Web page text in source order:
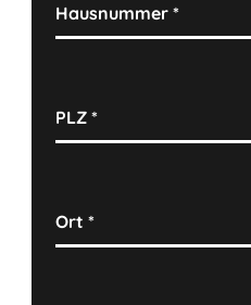
Hausnummer*
PLZ*
Ort*